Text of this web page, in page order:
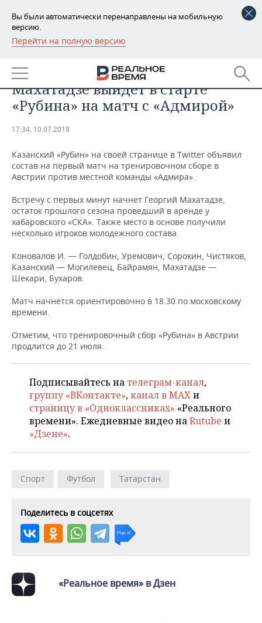
Вы были автоматически перенаправлены на мобильную
версию.
Перейти на полную версию
РЕГИОНЫ
БАШКОРТОСТАН
ТАТАРСТАН
НОВОСТИ
АНАЛИТИКА
ДЕКЛАРАЦИИ О ДОХОДАХ
КОРОЛИ ГОСЗАКАЗА ПФО
ВУЗЫ ТАТАРСТАНА
КОМУ ПРИНАДЛЕЖАТ
ТОРГОВЫЕ ЦЕНТРЫ
НОВОСТИ ЭКОНОМИКИ
ФИНАНСЫ
БАНКИ
БЮДЖЕТ
ИНВЕСТИЦИИ
ПРОМЫШЛЕННОСТЬ
НОВОСТИ
ПРОМЫШЛЕННОСТИ
АГРОПРОМ
МАШИНОСТРОЕНИЕ
НЕФТЕХИМИЯ
ОПК
ЭНЕРГЕТИКА
НЕДВИЖИМОСТЬ
НОВОСТИ НЕДВИЖИМОСТИ
АВТО
НОВОСТИ АВТО
БИЗНЕС
НОВОСТИ БИЗНЕСА
РОЗНИЧНАЯ ТОРГОВЛЯ
ТРАНСПОРТ
УСЛУГИ
ТЕХНОЛОГИИ
НОВОСТИ ТЕХНОЛОГИЙ
IT
МЕДИА
ТЕЛЕКОММУНИКАЦИИ
МЕРОПРИЯТИЯ
НОВОСТИ МЕРОПРИЯТИЙ
ВЫЕЗДНАЯ РЕДАКЦИЯ
БИЗНЕС-БРАНЧИ
ONLINE-КОНФЕРЕНЦИИ
ОТКРЫТАЯ ЛЕКЦИЯ
СПОРТ
НОВОСТИ СПОРТА
ФУТБОЛ
ХОККЕЙ
БАСКЕТБОЛ
КИБЕРСПОРТ
ВОДНЫЕ ВИДЫ СПОРТА
ОБЩЕСТВО
НОВОСТИ ОБЩЕСТВА
ВЛАСТЬ
ИНФРАСТРУКТУРА
КУЛЬТУРА
ОБРАЗОВАНИЕ
ФОТОГАЛЕРЕЯ
СЮЖЕТЫ
СПРАВОЧНИК
СПИСОК КОМПАНИЙ
Вернувшийся из аренды
Махатадзе выйдет в старте
«Рубина» на матч с «Адмирой»
17:34, 10.07.2018
Казанский «Рубин» на своей странице в Twitter объявил
состав на первый матч на тренировочном сборе в
Австрии против местной команды «Адмира».
Встречу с первых минут начнет Георгий Махатадзе,
остаток прошлого сезона проведший в аренде у
хабаровского «СКА». Также место в основе получили
несколько игроков молодежного состава.
Коновалов И. — Голдобин, Уремович, Сорокин, Чистяков,
Казанский — Могилевец, Байрамян, Махатадзе —
Шекари, Бухаров.
Матч начнется ориентировочно в 18.30 по московскому
времени.
Отметим, что тренировочный сбор «Рубина» в Австрии
продлится до 21 июля.
Подписывайтесь на телеграм-канал,
группу «ВКонтакте»,канал в MAXи
страницу в «Одноклассниках» «Реального
времени». Ежедневные видео наRutube и
«Дзене».
Спорт Футбол Татарстан
Поделитесь в соцсетях
«Реальное время» в Дзен